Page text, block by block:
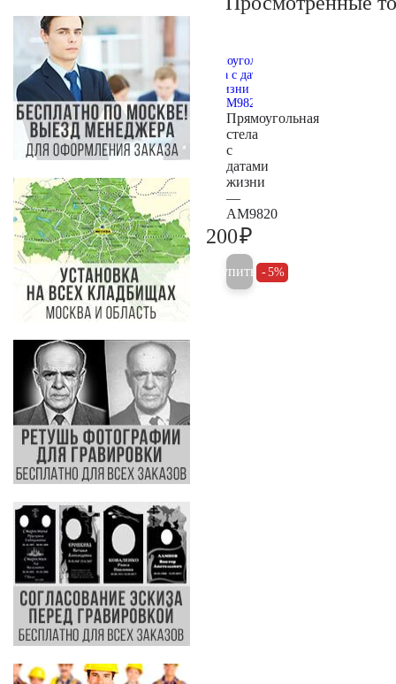
Прямоугольная
стела
с
датами
жизни
—
AM9820
200₽
Купить 5%